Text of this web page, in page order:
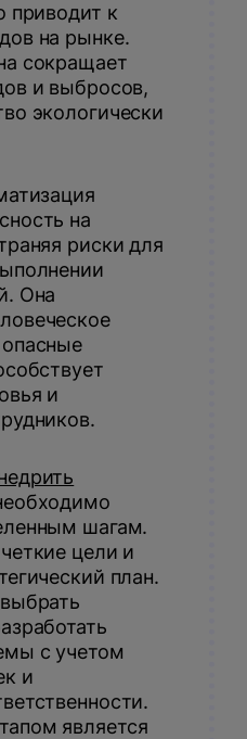
приводит к
на рынке.
сокращает
и выбросов,
экологически
на
риски для
Она
и
шагам.
цели и
план.
с учетом
и
является